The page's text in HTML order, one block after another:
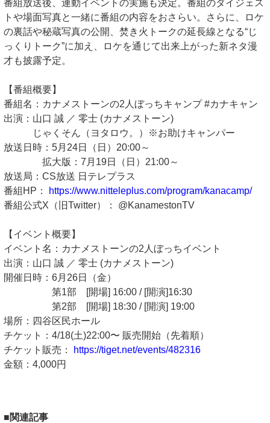
番組放送後、連動イベントの実施も決定。番組のダイジェス
トや場面写真と一緒に番組の内容をおさらい。さらに、ロケ
の裏話や秘蔵写真の公開、焚き火トークの延長線となる“じ
っくりトーク”に加え、ロケを通じて出来上がった新ネタ漫
才も披露予定。
【番組概要】
番組名：カナメストーンの2人ぼっちキャンプ #カナキャン
出演：山口 誠 ／ 零士 (カナメストーン)
じゃくそん（ヨタロウ。）※お助けキャンパー
放送日時：5月24日（日）20:00～
拡大版：7月19日（日）21:00～
放送局：CS放送 日テレプラス
番組HP：
https://www.nitteleplus.com/program/kanacamp/
番組公式X（旧Twitter）： @KanamestonTV
【イベント概要】
イベント名：カナメストーンの2人ぼっちイベント
出演：山口 誠 ／ 零士 (カナメストーン)
開催日時：6月26日（金）
第1部 [開場] 16:00 / [開演]16:30
第2部 [開場] 18:30 / [開演] 19:00
場所：四谷区民ホール
チケット：4/18(土)22:00〜 販売開始（先着順）
チケット販売：
https://tiget.net/events/482316
金額：4,000円
■関連記事